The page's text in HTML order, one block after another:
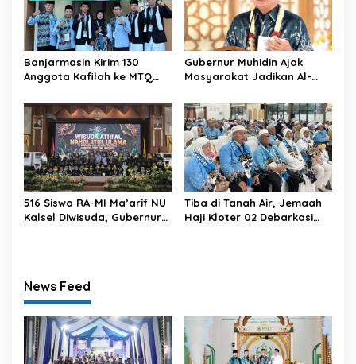
Banjarmasin Kirim 130
Anggota Kafilah ke MTQ
Gelar Juara Umum
Gubernur Muhidin Ajak
Masyarakat Jadikan Al-
Hidup pada Pembukaan
MTQ Nasional XXXVII
Tingkat Provinsi Kalsel
516 Siswa RA-MI Ma’arif NU
Kalsel Diwisuda, Gubernur
Tiba di Tanah Air, Jemaah
Haji Kloter 02 Debarkasi
News Feed